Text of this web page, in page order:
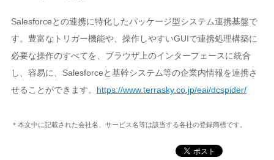
Salesforceとの連携に特化したパッケージ型システム連携基盤で
す。豊富なトリガー機能や、操作しやすいGUIで連携処理構築に
必要な操作のすべてを、ブラウザ上のインターフェースに統合
し、容易に、Salesforceと基幹システム等の企業内情報を連携さ
せることができます。 https://www.terrasky.co.jp/eai/dcspider/
＊本文中に記載された会社名、サービス名等は該当する各社の登録商標です。